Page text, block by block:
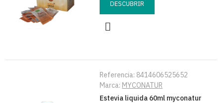
DESCUBRIR
Referencia: 8414606525652
Marca: MYCONATUR
Estevia liquida 60ml myconatur